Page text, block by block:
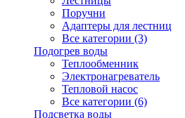
Поручни
Адаптеры для лестниц
Все категории (3)
Подогрев воды
Теплообменник
Электронагреватель
Тепловой насос
Все категории (6)
Подсветка воды